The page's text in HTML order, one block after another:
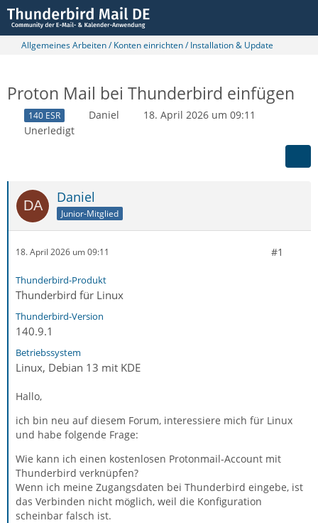
Allgemeines Arbeiten / Konten einrichten / Installation & Update
Proton Mail bei Thunderbird einfügen
140 ESR Daniel
18. April 2026 um 09:11
Unerledigt
Daniel
Junior-Mitglied
18. April 2026 um 09:11 #1
Thunderbird-Produkt
Thunderbird für Linux
Thunderbird-Version
140.9.1
Betriebssystem
Linux, Debian 13 mit KDE
Hallo,
ich bin neu auf diesem Forum, interessiere mich für Linux
und habe folgende Frage:
Wie kann ich einen kostenlosen Protonmail-Account mit
Thunderbird verknüpfen?
Wenn ich meine Zugangsdaten bei Thunderbird eingebe, ist
das Verbinden nicht möglich, weil die Konfiguration
scheinbar falsch ist.